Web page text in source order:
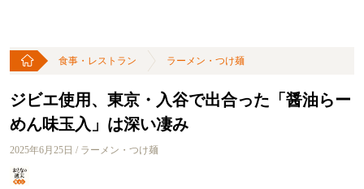
食事・レストラン ラーメン・つけ麺
ジビエ使用、東京・入谷で出合った「醤油らー
めん味玉入」は深い凄み
2025年6月25日 / ラーメン・つけ麺